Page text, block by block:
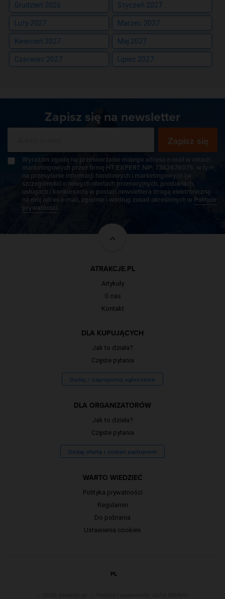
Grudzień 2026 Styczeń 2027
Luty 2027 Marzec 2027
Kwiecień 2027 Maj 2027
Czerwiec 2027 Lipiec 2027
Zapisz się na newsletter
Zapisz się
Wyrażam zgodę na przetwarzanie mojego adresu e-mail w celach
marketingowych przez firmę HT EXPERT NIP: 7342676075, w tym
na przesyłanie informacji handlowych i marketingowych (w
szczególności o nowych ofertach promocyjnych, produktach,
usługach i konkursach) w postaci newslettera drogą elektroniczną
na mój adres e-mail, zgodnie i według zasad określonych w Polityce
prywatności.
ATRAKCJE.PL
Artykuły
O nas
Kontakt
DLA KUPUJĄCYCH
Jak to działa?
Częste pytania
Dodaj / zaproponuj ogłoszenie
DLA ORGANIZATORÓW
Jak to działa?
Częste pytania
Dodaj ofertę i zostań partnerem
WARTO WIEDZIEĆ
Polityka prywatności
Regulamin
Do pobrania
Ustawienia cookies
PL